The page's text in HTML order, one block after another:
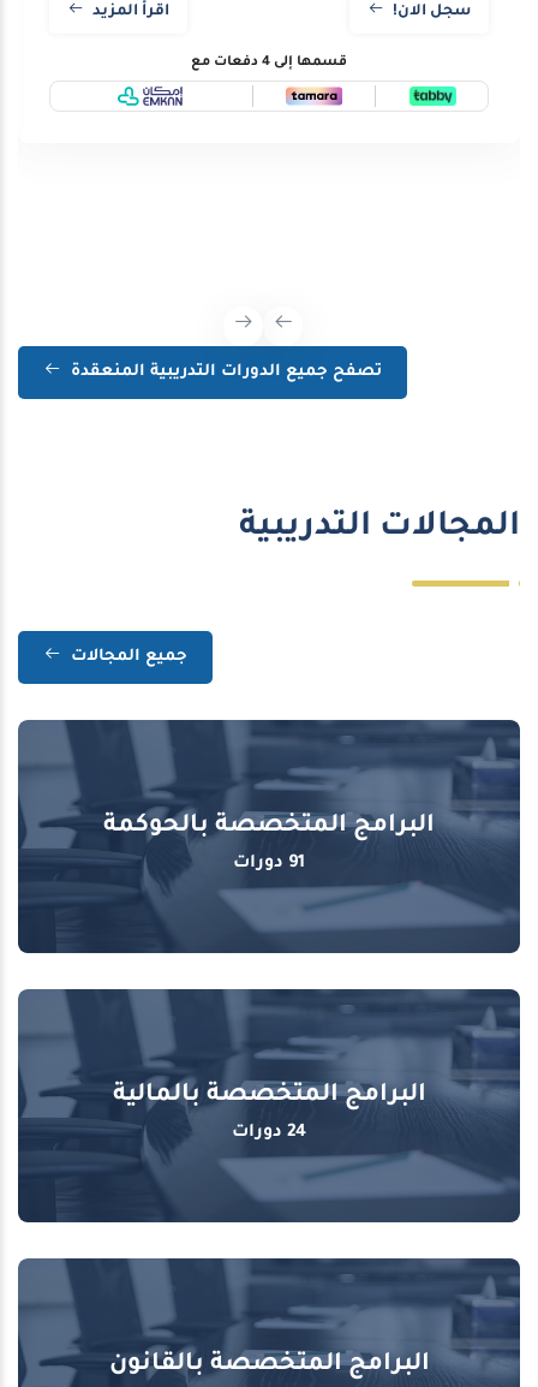
سجل الان! اقرأ المزيد
قسمها إلى 4 دفعات مع
تصفح جميع الدورات التدريبية المنعقدة
المجالات التدريبية
جميع المجالات
البرامج المتخصصة بالحوكمة
91 دورات
البرامج المتخصصة بالمالية
24 دورات
البرامج المتخصصة بالقانون